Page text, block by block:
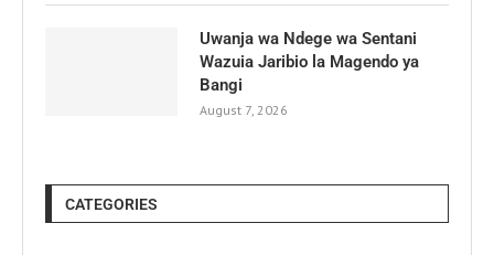
Uwanja wa Ndege wa Sentani
Wazuia Jaribio la Magendo ya
Bangi
August 7, 2026
CATEGORIES